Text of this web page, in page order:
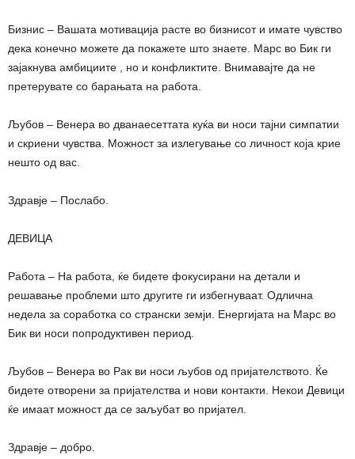
Бизнис – Вашата мотивација расте во бизнисот и имате чувство
дека конечно можете да покажете што знаете. Марс во Бик ги
зајакнува амбициите , но и конфликтите. Внимавајте да не
претерувате со барањата на работа.
Љубов – Венера во дванаесеттата куќа ви носи тајни симпатии
и скриени чувства. Можност за излегување со личност која крие
нешто од вас.
Здравје – Послабо.
ДЕВИЦА
Работа – На работа, ќе бидете фокусирани на детали и
решавање проблеми што другите ги избегнуваат. Одлична
недела за соработка со странски земји. Енергијата на Марс во
Бик ви носи попродуктивен период.
Љубов – Венера во Рак ви носи љубов од пријателството. Ќе
бидете отворени за пријателства и нови контакти. Некои Девици
ќе имаат можност да се заљубат во пријател.
Здравје – добро.